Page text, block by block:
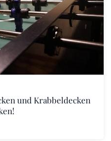
und Krabbeldecken